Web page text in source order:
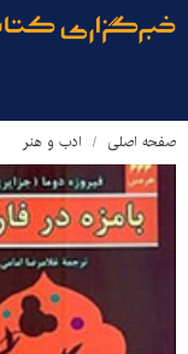
صفحه اصلی ادب و هنر